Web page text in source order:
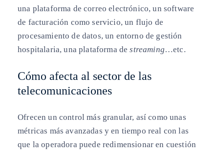
una plataforma de correo electrónico, un software
de facturación como servicio, un flujo de
procesamiento de datos, un entorno de gestión
hospitalaria, una plataforma destreaming…etc.
Cómo afecta al sector de las
telecomunicaciones
Ofrecen un control más granular, así como unas
métricas más avanzadas y en tiempo real con las
que la operadora puede redimensionar en cuestión